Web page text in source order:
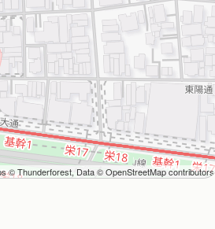
©Thunderforest, Data ©OpenStreetMap contributors